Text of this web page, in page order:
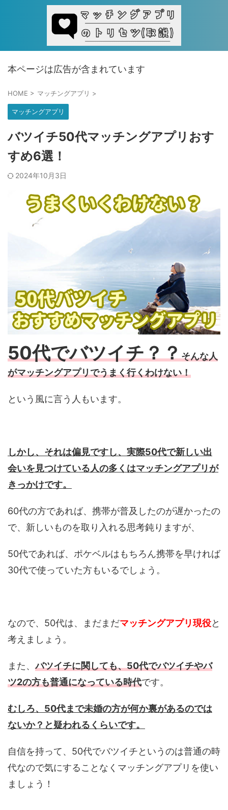
本ページは広告が含まれています
HOME > マッチングアプリ >
マッチングアプリ
バツイチ50代マッチングアプリおす
すめ6選！
2024年10月3日
50代でバツイチ？？そんな人
がマッチングアプリでうまく行くわけない！
という風に言う人もいます。
しかし、それは偏見ですし、実際50代で新しい出
会いを見つけている人の多くはマッチングアプリが
きっかけです。
60代の方であれば、携帯が普及したのが遅かったの
で、新しいものを取り入れる思考鈍りますが、
50代であれば、ポケベルはもちろん携帯を早ければ
30代で使っていた方もいるでしょう。
なので、50代は、まだまだマッチングアプリ現役と
考えましょう。
また、バツイチに関しても、50代でバツイチやバ
ツ2の方も普通になっている時代です。
むしろ、50代まで未婚の方が何か裏があるのでは
ないか？と疑われるくらいです。
自信を持って、50代でバツイチというのは普通の時
代なので気にすることなくマッチングアプリを使い
ましょう！